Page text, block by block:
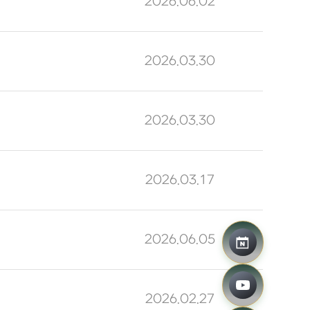
네이버 예약
유튜브
2026.03.30
2026.03.30
2026.03.17
2026.06.05
2026.02.27